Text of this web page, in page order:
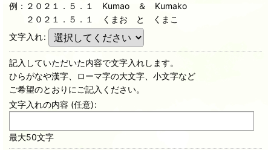
例：２０２１．５．１ Kumao ＆ Kumako
２０２１．５．１ くまお と くまこ
文字入れ:
記入していただいた内容で文字入れします。
ひらがなや漢字、ローマ字の大文字、小文字など
ご希望のとおりにご記入ください。
文字入れの内容 (任意):
最大50文字